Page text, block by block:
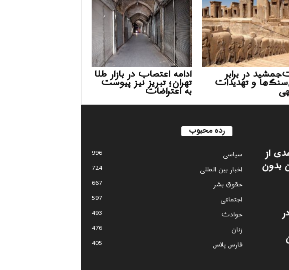
ادامه اعتصاب در بازار طلا
تهران؛ تبریز نیز پیوست
به اعتراضات
در برابر
و تهدیدات
از
بدون
رده محبوب
سياسى
996
اخبار بین المللی
724
حقوق بشر
667
اجتماعی
597
حوادث
493
زنان
476
فارس پلاس
405